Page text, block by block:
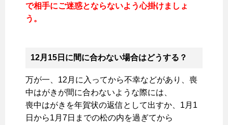
で相手にご迷惑とならないよう心掛けましょ
う。
12月15日に間に合わない場合はどうする？
万が一、12月に入ってから不幸などがあり、喪
中はがきが間に合わないような際には、
喪中はがきを年賀状の返信として出すか、1月1
日から1月7日までの松の内を過ぎてから